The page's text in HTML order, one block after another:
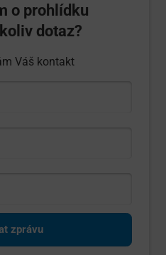
o prohlídku
dotaz?
Váš kontakt